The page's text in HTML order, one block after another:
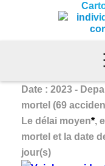
Date : 2023 -
mortel (69
Le délai moyen*,
mortel et la date
jour(s)